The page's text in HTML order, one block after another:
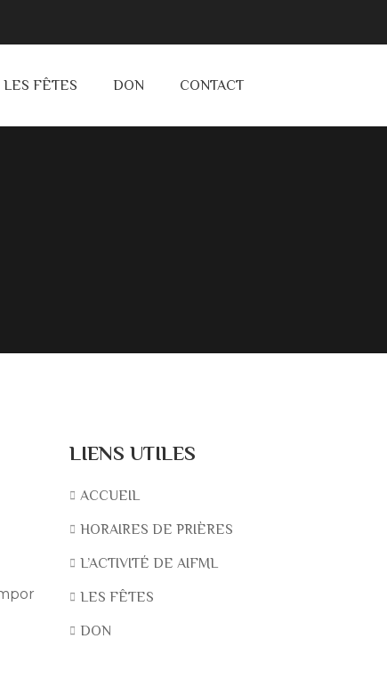
LES FÊTES DON CONTACT
LIENS UTILES
ACCUEIL
HORAIRES DE PRIÈRES
L’ACTIVITÉ DE AIFML
LES FÊTES
DON